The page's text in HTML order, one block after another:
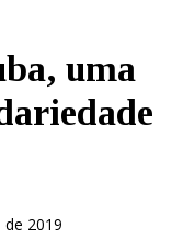
uma
2019